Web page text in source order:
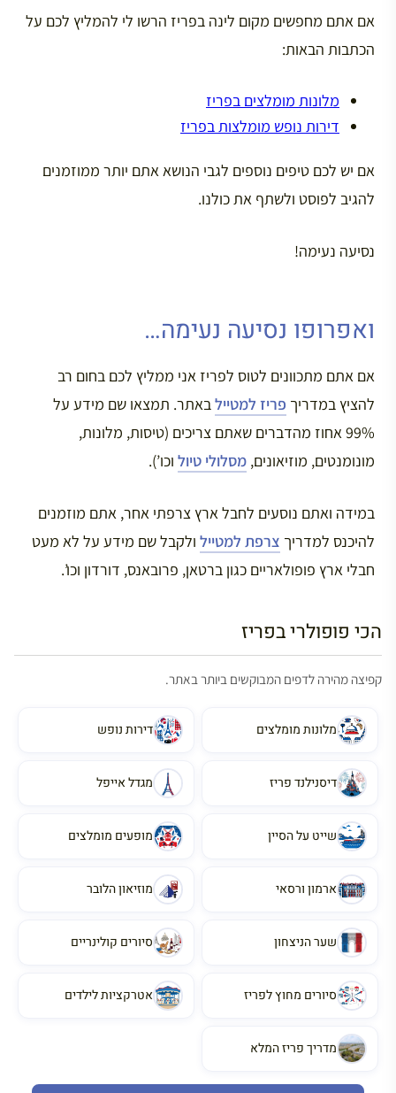
​אם אתם מחפשים מקום לינה בפריז הרשו לי להמליץ לכם על
הכתבות הבאות:
מלונות מומלצים בפריז
דירות נופש מומלצות בפריז
אם יש לכם טיפים נוספים לגבי הנושא אתם יותר ממוזמנים
להגיב לפוסט ולשתף את כולנו.
נסיעה נעימה!
ואפרופו נסיעה נעימה…
אם אתם מתכוונים לטוס לפריז אני ממליץ לכם בחום רב
להציץ במדריך פריז למטייל באתר. תמצאו שם מידע על
99% אחוז מהדברים שאתם צריכים (טיסות, מלונות,
מונומנטים, מוזיאונים, מסלולי טיול וכו’).
במידה ואתם נוסעים לחבל ארץ צרפתי אחר, אתם מוזמנים
להיכנס למדריך צרפת למטייל ולקבל שם מידע על לא מעט
חבלי ארץ פופולאריים כגון ברטאן, פרובאנס, דורדון וכו’.
הכי פופולרי בפריז
קפיצה מהירה לדפים המבוקשים ביותר באתר.
מלונות מומלצים דירות נופש
דיסנילנד פריז מגדל אייפל
שייט על הסיין מופעים מומלצים
ארמון ורסאי מוזיאון הלובר
שער הניצחון סיורים קולינריים
סיורים מחוץ לפריז אטרקציות לילדים
מדריך פריז המלא